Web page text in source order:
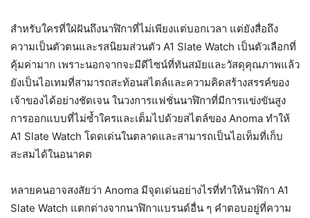
สำหรับใครที่ใฝ่ฝันถึงนาฬิกาที่ไม่เพียงแต่บอกเวลา แต่ยังสื่อถึง
ความเป็นตัวตนและรสนิยมส่วนตัว A1 Slate Watch เป็นตัวเลือกที่
คุ้มค่ามาก เพราะนอกจากจะมีดีไซน์ที่ทันสมัยและวัสดุคุณภาพแล้ว
ยังเป็นไอเทมที่สามารถสะท้อนสไตล์และความคิดสร้างสรรค์ของ
เจ้าของได้อย่างชัดเจน ในวงการแฟชั่นนาฬิกาที่มีการแข่งขันสูง
การออกแบบที่ไม่ซ้ำใครและเต็มไปด้วยสไตล์ของ Anoma ทำให้
A1 Slate Watch โดดเด่นในตลาดและสามารถเป็นไอเท็มที่เก็บ
สะสมได้ในอนาคต
หลายคนอาจสงสัยว่า Anoma มีจุดเด่นอย่างไรที่ทำให้นาฬิกา A1
Slate Watch แตกต่างจากนาฬิกาแบรนด์อื่น ๆ คำตอบอยู่ที่ความ